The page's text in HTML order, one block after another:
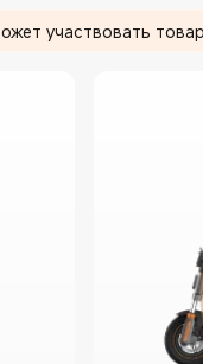
участвовать